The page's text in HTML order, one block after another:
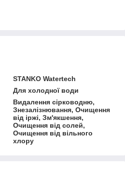
STANKO Watertech
Для холодної води
Видалення сірководню,
Знезалізнювання, Очищення
від іржі, Зм'якшення,
Очищення від солей,
Очищення від вільного
хлору